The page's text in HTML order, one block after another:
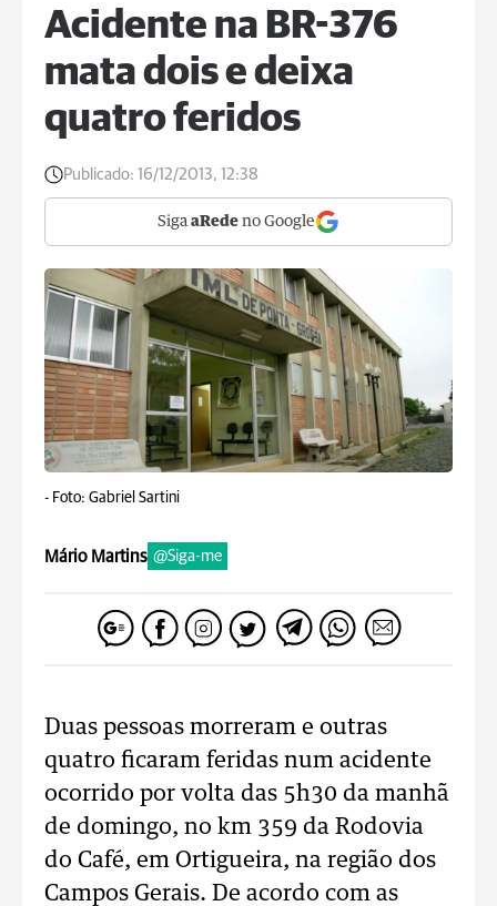
Acidente na BR-376
mata dois e deixa
quatro feridos
Publicado: 16/12/2013, 12:38
Siga aRede no Google
- Foto: Gabriel Sartini
Mário Martins @Siga-me
Duas pessoas morreram e outras
quatro ficaram feridas num acidente
ocorrido por volta das 5h30 da manhã
de domingo, no km 359 da Rodovia
do Café, em Ortigueira, na região dos
Campos Gerais. De acordo com as